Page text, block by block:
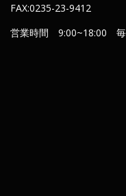
FAX:0235-23-9412
営業時間 9:00~18:00 毎